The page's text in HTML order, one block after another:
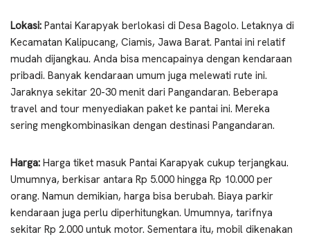
Lokasi: Pantai Karapyak berlokasi di Desa Bagolo. Letaknya di
Kecamatan Kalipucang, Ciamis, Jawa Barat. Pantai ini relatif
mudah dijangkau. Anda bisa mencapainya dengan kendaraan
pribadi. Banyak kendaraan umum juga melewati rute ini.
Jaraknya sekitar 20-30 menit dari Pangandaran. Beberapa
travel and tour menyediakan paket ke pantai ini. Mereka
sering mengkombinasikan dengan destinasi Pangandaran.
Harga: Harga tiket masuk Pantai Karapyak cukup terjangkau.
Umumnya, berkisar antara Rp 5.000 hingga Rp 10.000 per
orang. Namun demikian, harga bisa berubah. Biaya parkir
kendaraan juga perlu diperhitungkan. Umumnya, tarifnya
sekitar Rp 2.000 untuk motor. Sementara itu, mobil dikenakan